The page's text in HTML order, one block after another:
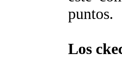
puntos.
Los